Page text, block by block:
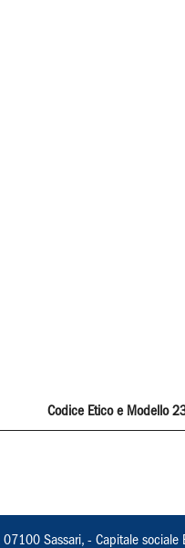
Codice Etico e Modello
Sassari, - Capitale